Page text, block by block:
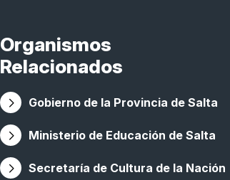
Organismos
Relacionados
Gobierno de la Provincia de Salta
Ministerio de Educación de Salta
Secretaría de Cultura de la Nación